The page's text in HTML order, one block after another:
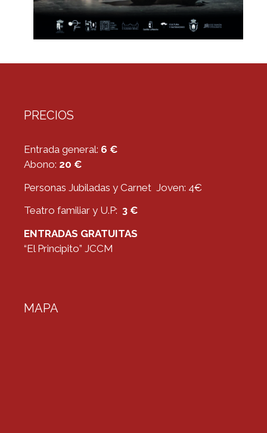
PRECIOS
Entrada general: 6 €
Abono: 20 €
Personas Jubiladas y Carnet Joven: 4€
Teatro familiar y U.P: 3 €
ENTRADAS GRATUITAS
“El Principito” JCCM
MAPA